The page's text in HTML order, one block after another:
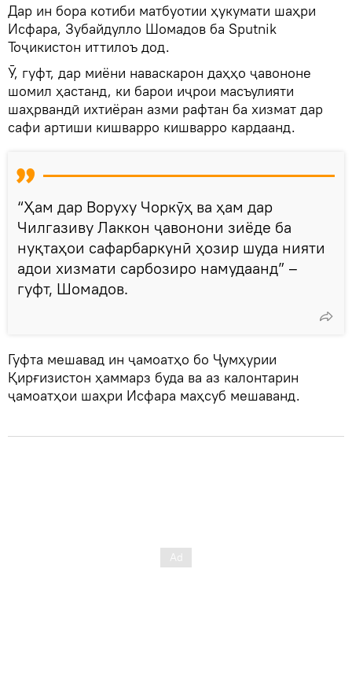
Дар ин бора котиби матбуотии ҳукумати шаҳри
Исфара, Зубайдулло Шомадов ба Sputnik
Тоҷикистон иттилоъ дод.
Ӯ, гуфт, дар миёни наваскарон даҳҳо ҷавононе
шомил ҳастанд, ки барои иҷрои масъулияти
шаҳрвандӣ ихтиёран азми рафтан ба хизмат дар
сафи артиши кишварро кишварро кардаанд.
“Ҳам дар Воруху Чоркӯҳ ва ҳам дар
Чилгазиву Лаккон ҷавонони зиёде ба
нуқтаҳои сафарбаркунӣ ҳозир шуда нияти
адои хизмати сарбозиро намудаанд” –
гуфт, Шомадов.
Гуфта мешавад ин ҷамоатҳо бо Ҷумҳурии
Қирғизистон ҳаммарз буда ва аз калонтарин
ҷамоатҳои шаҳри Исфара маҳсуб мешаванд.